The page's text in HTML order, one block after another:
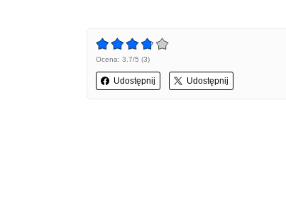
Ocena: 3.7/5 (3)
Udostępnij Udostępnij